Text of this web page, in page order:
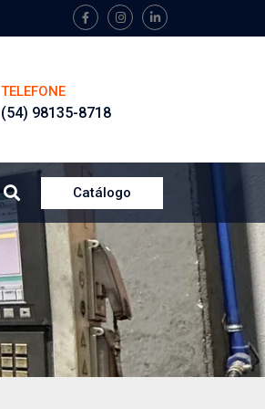
TELEFONE
(54) 98135-8718
Catálogo